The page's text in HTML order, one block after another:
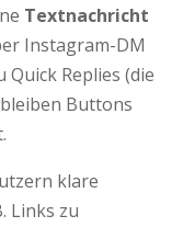
Textnachricht
Instagram-DM
Replies (die
Buttons
klare
Links zu